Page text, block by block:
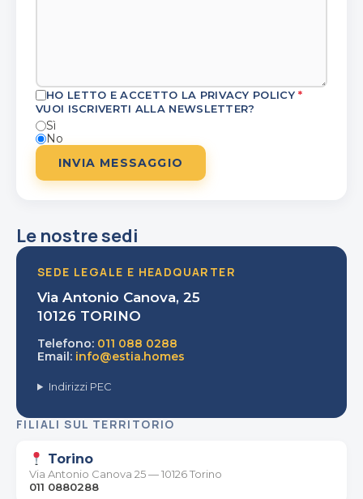
HO LETTO E ACCETTO LA PRIVACY POLICY *
VUOI ISCRIVERTI ALLA NEWSLETTER?
Sì
No
INVIA MESSAGGIO
Le nostre sedi
SEDE LEGALE E HEADQUARTER
Via Antonio Canova, 25
10126 TORINO
Telefono: 011 088 0288
Email: info@estia.homes
Indirizzi PEC
FILIALI SUL TERRITORIO
Torino
Via Antonio Canova 25 — 10126 Torino
011 0880288